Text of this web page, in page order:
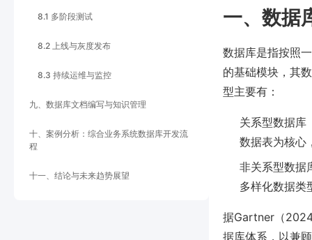
8.1 多阶段测试
8.2 上线与灰度发布
8.3 持续运维与监控
九、数据库文档编写与知识管理
十、案例分析：综合业务系统数据库开发流
程
十一、结论与未来趋势展望
一、数据
数据库是指按照
的基础模块，其
型主要有：
关系型数据
数据表为核心
非关系型数据
多样化数据类
据Gartner（
据库体系，以兼